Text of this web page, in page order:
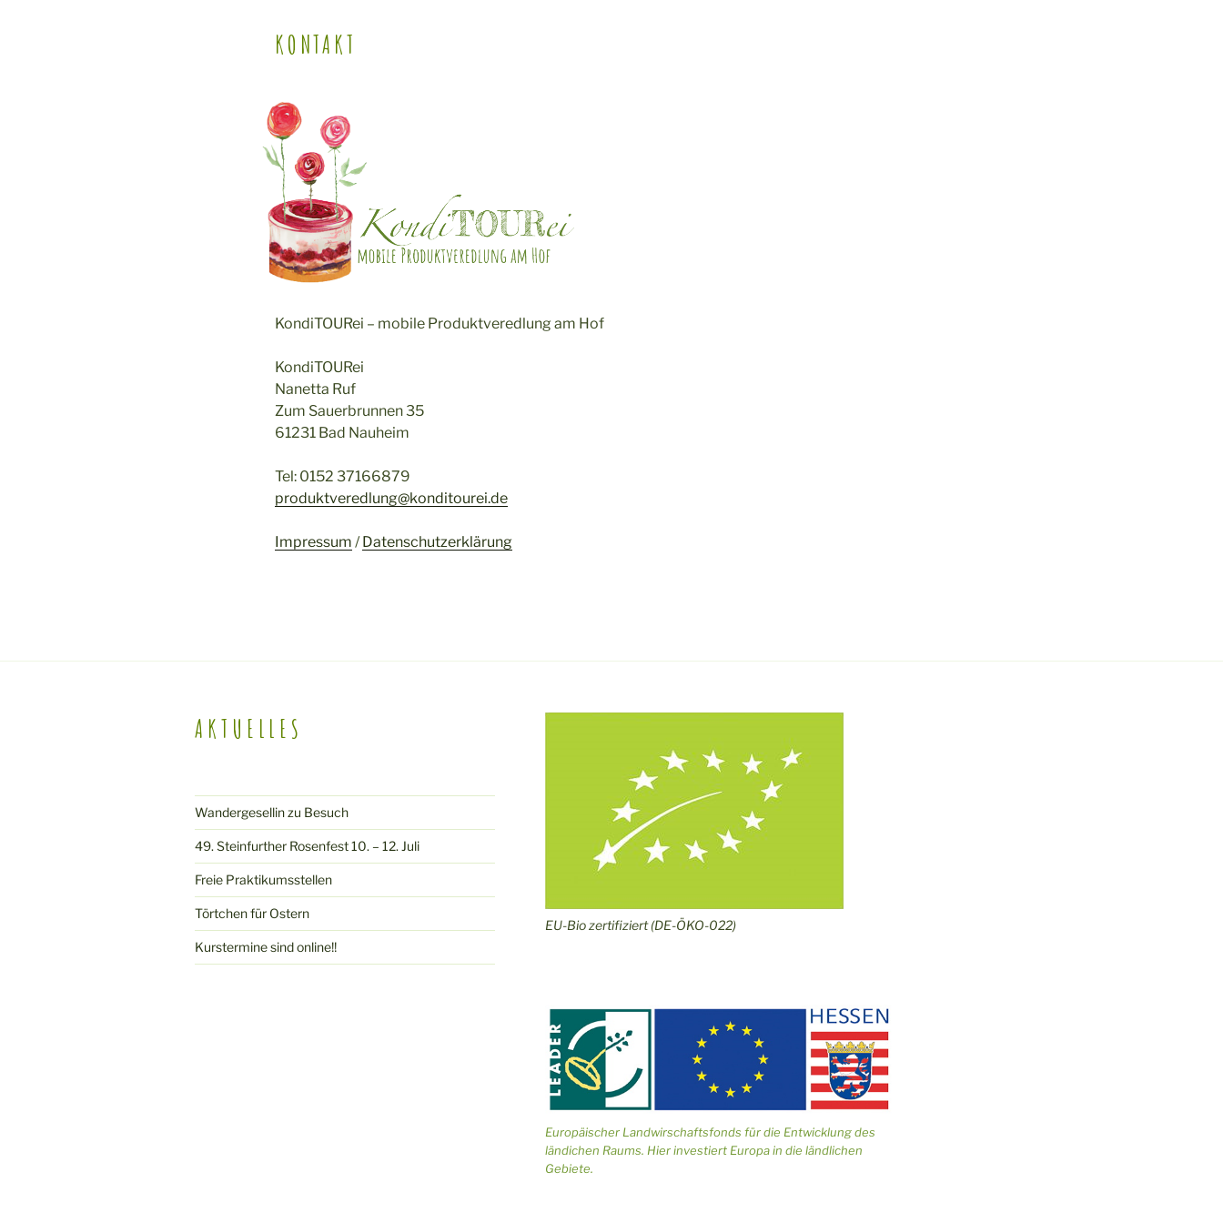
KONTAKT
KondiTOURei – mobile Produktveredlung am Hof
KondiTOURei
Nanetta Ruf
Zum Sauerbrunnen 35
61231 Bad Nauheim
Tel: 0152 37166879
produktveredlung@konditourei.de
Impressum /Datenschutzerklärung
AKTUELLES
Wandergesellin zu Besuch
49. Steinfurther Rosenfest 10. – 12. Juli
Freie Praktikumsstellen
Törtchen für Ostern
Kurstermine sind online!!
EU-Bio zertifiziert (DE-ÖKO-022)
Europäischer Landwirschaftsfonds für die Entwicklung des
ländichen Raums. Hier investiert Europa in die ländlichen
Gebiete.